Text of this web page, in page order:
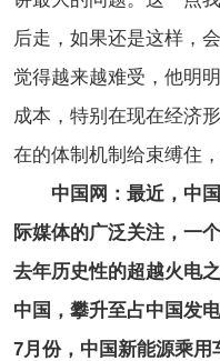
后走，如果还是这样，
觉得越来越难受，他明
成本，特别在现在经济
在的体制机制给束缚住
中国网：最近，中
际媒体的广泛关注，一
去年历史性的超越火电
中国，攀升至占中国发
7月份，中国新能源乘